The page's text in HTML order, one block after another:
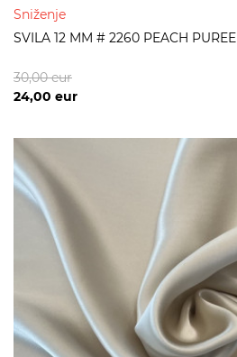
Sniženje
SVILA 12 MM # 2260 PEACH PUREE
24,00 eur
30,00eur